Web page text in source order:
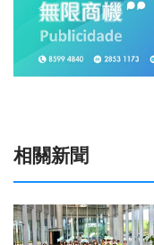
相關新聞